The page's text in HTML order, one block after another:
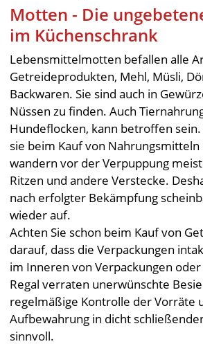
Motten - Die
im Küchenschrank
Lebensmittelmotten befallen alle
Getreideprodukten, Mehl, Müsli,
Backwaren. Sie sind auch in
Nüssen zu finden. Auch
Hundeflocken, kann betroffen
sie beim Kauf von Nahrungsmitteln
wandern vor der Verpuppung
Ritzen und andere Verstecke.
nach erfolgter Bekämpfung
wieder auf.
Achten Sie schon beim Kauf von
darauf, dass die Verpackungen
im Inneren von Verpackungen
Regal verraten unerwünschte
regelmäßige Kontrolle der Vorräte
Aufbewahrung in dicht
sinnvoll.